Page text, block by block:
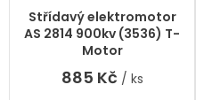
Střídavý elektromotor
AS 2814 900kv (3536) T-
Motor
885 Kč / ks